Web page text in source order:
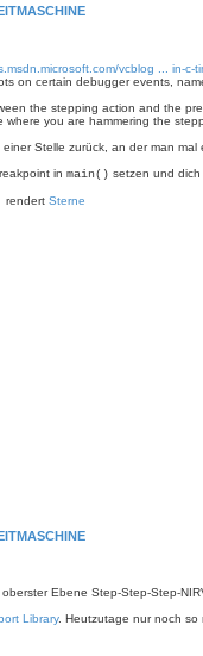
vcblog ... in-c-
on certain debugger events,
the stepping action and the
you are hammering the
Stelle zurück, an der man
in main() setzen und
Sterne
Ebene Step-Step-Step-
Library. Heutzutage nur noch so